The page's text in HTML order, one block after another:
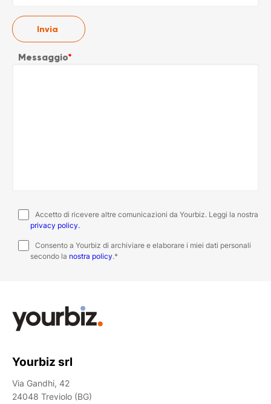
Messaggio*
Accetto di ricevere altre comunicazioni da Yourbiz. Leggi la nostra
privacy policy.
Consento a Yourbiz di archiviare e elaborare i miei dati personali
secondo la nostra policy.*
Yourbiz srl
Via Gandhi, 42
24048 Treviolo (BG)